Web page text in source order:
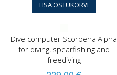
LISA OSTUKORVI
Dive computer Scorpena Alpha
for diving, spearfishing and
freediving